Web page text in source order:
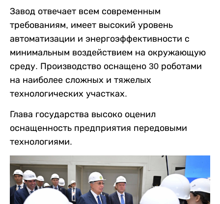
Завод отвечает всем современным
требованиям, имеет высокий уровень
автоматизации и энергоэффективности с
минимальным воздействием на окружающую
среду. Производство оснащено 30 роботами
на наиболее сложных и тяжелых
технологических участках.
Глава государства высоко оценил
оснащенность предприятия передовыми
технологиями.